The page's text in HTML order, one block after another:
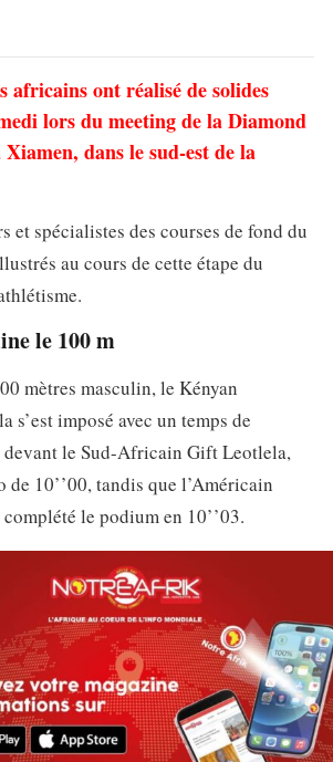
africains ont réalisé de solides
lors du meeting de la Diamond
dans le sud-est de la
et spécialistes des courses de fond du
au cours de cette étape du
le 100 m
mètres masculin, le Kényan
s’est imposé avec un temps de
devant le Sud-Africain Gift Leotlela,
de 10’’00, tandis que l’Américain
le podium en 10’’03.